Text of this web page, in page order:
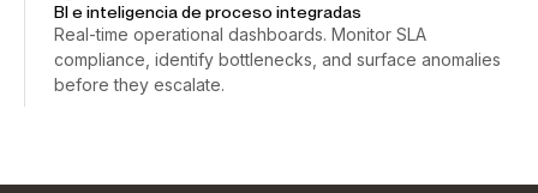
BI e inteligencia de proceso integradas
Real-time operational dashboards. Monitor SLA
compliance, identify bottlenecks, and surface anomalies
before they escalate.